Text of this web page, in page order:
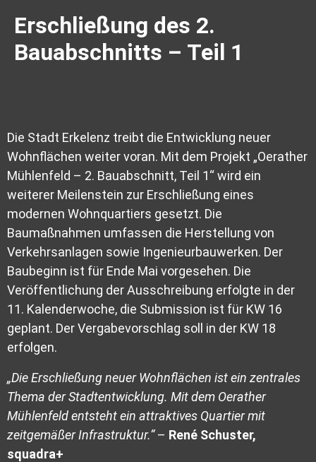
Erschließung des 2.
Bauabschnitts – Teil 1
Die Stadt Erkelenz treibt die Entwicklung neuer
Wohnflächen weiter voran. Mit dem Projekt „Oerather
Mühlenfeld – 2. Bauabschnitt, Teil 1“ wird ein
weiterer Meilenstein zur Erschließung eines
modernen Wohnquartiers gesetzt. Die
Baumaßnahmen umfassen die Herstellung von
Verkehrsanlagen sowie Ingenieurbauwerken. Der
Baubeginn ist für Ende Mai vorgesehen. Die
Veröffentlichung der Ausschreibung erfolgte in der
11. Kalenderwoche, die Submission ist für KW 16
geplant. Der Vergabevorschlag soll in der KW 18
erfolgen.
„Die Erschließung neuer Wohnflächen ist ein zentrales
Thema der Stadtentwicklung. Mit dem Oerather
Mühlenfeld entsteht ein attraktives Quartier mit
zeitgemäßer Infrastruktur.“– René Schuster,
squadra+